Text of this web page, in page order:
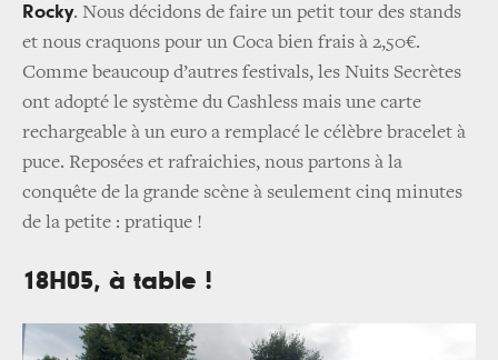
Rocky. Nous décidons de faire un petit tour des stands
et nous craquons pour un Coca bien frais à 2,50€.
Comme beaucoup d’autres festivals, les Nuits Secrètes
ont adopté le système du Cashless mais une carte
rechargeable à un euro a remplacé le célèbre bracelet à
puce. Reposées et rafraichies, nous partons à la
conquête de la grande scène à seulement cinq minutes
de la petite : pratique !
18H05, à table !